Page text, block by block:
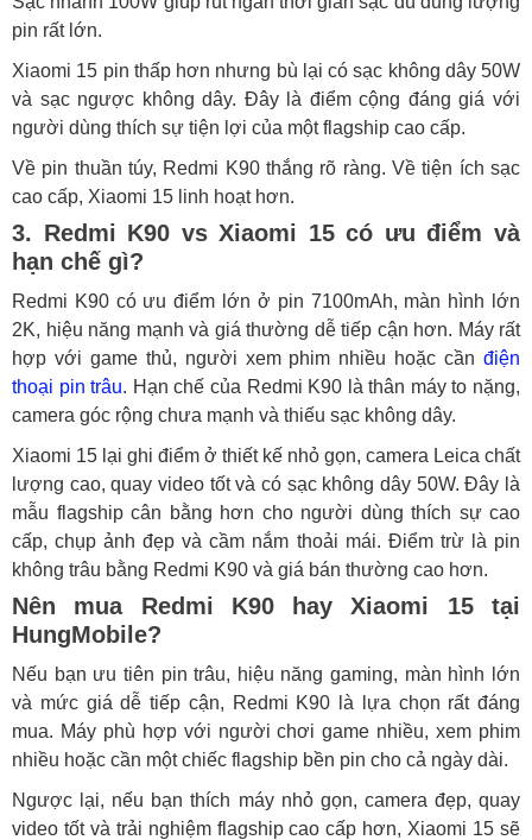
pin rất lớn.
Xiaomi 15 pin thấp hơn nhưng bù lại có sạc không dây 50W
và sạc ngược không dây. Đây là điểm cộng đáng giá với
người dùng thích sự tiện lợi của một flagship cao cấp.
Về pin thuần túy, Redmi K90 thắng rõ ràng. Về tiện ích sạc
cao cấp, Xiaomi 15 linh hoạt hơn.
3. Redmi K90 vs Xiaomi 15 có ưu điểm và
hạn chế gì?
Redmi K90 có ưu điểm lớn ở pin 7100mAh, màn hình lớn
2K, hiệu năng mạnh và giá thường dễ tiếp cận hơn. Máy rất
hợp với game thủ, người xem phim nhiều hoặc cần điện
thoại pin trâu. Hạn chế của Redmi K90 là thân máy to nặng,
camera góc rộng chưa mạnh và thiếu sạc không dây.
Xiaomi 15 lại ghi điểm ở thiết kế nhỏ gọn, camera Leica chất
lượng cao, quay video tốt và có sạc không dây 50W. Đây là
mẫu flagship cân bằng hơn cho người dùng thích sự cao
cấp, chụp ảnh đẹp và cầm nắm thoải mái. Điểm trừ là pin
không trâu bằng Redmi K90 và giá bán thường cao hơn.
Nên mua Redmi K90 hay Xiaomi 15 tại
HungMobile?
Nếu bạn ưu tiên pin trâu, hiệu năng gaming, màn hình lớn
và mức giá dễ tiếp cận, Redmi K90 là lựa chọn rất đáng
mua. Máy phù hợp với người chơi game nhiều, xem phim
nhiều hoặc cần một chiếc flagship bền pin cho cả ngày dài.
Ngược lại, nếu bạn thích máy nhỏ gọn, camera đẹp, quay
video tốt và trải nghiệm flagship cao cấp hơn, Xiaomi 15 sẽ